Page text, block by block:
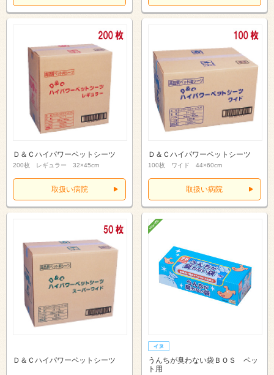
Ｄ＆Ｃハイパワーペットシーツ
200枚 レギュラー 32×45cm
取扱い病院
Ｄ＆Ｃハイパワーペットシーツ
100枚 ワイド 44×60cm
取扱い病院
Ｄ＆Ｃハイパワーペットシーツ
うんちが臭わない袋ＢＯＳ ペッ
ト用